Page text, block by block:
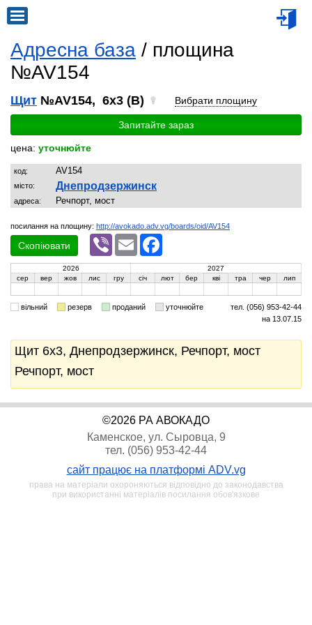
Адресна база / площина
№AV154
Щит №AV154, 6x3 (B) Вибрати площину
Запитайте зараз
цена: уточнюйте
код: AV154
місто: Днепродзержинск
адреса: Речпорт, мост
посилання на площину: http://avokado.adv.vg/boards/oid/AV154
Скопіювати
Viber Email
2026
2027
сер
вер жов лис гру січ лют бер кві тра чер лип
вільний резерв проданий уточнюйте
тел. (056) 953-42-44
на 13.07.15
Щит 6x3, Днепродзержинск, Речпорт, мост
Речпорт, мост
©2026 РА АВОКАДО
Каменское, ул. Сыровца, 9
тел. (056) 953-42-44
сайт працює на платформі ADV.vg
права на матеріали охороняються відповідно до законодавства
при використанні матеріалів посилання обов'язкове